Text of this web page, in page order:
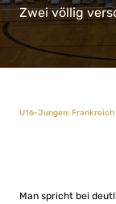
Zwei völlig
U16-Jungen:
Man spricht bei